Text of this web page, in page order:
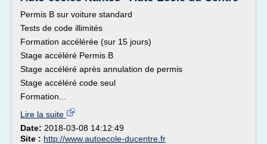
Permis B sur voiture standard
Tests de code illimités
Formation accélérée (sur 15 jours)
Stage accéléré Permis B
Stage accéléré après annulation de permis
Stage accéléré code seul
Formation...
Lire la suite
Date: 2018-03-08 14:12:49
Site : http://www.autoecole-ducentre.fr